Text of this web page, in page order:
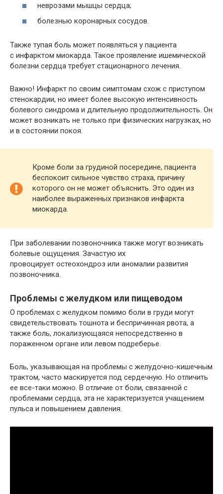
неврозами мышцы сердца;
болезнью коронарных сосудов.
Также тупая боль может появляться у пациента
с инфарктом миокарда. Такое проявление ишемической
болезни сердца требует стационарного лечения.
Важно! Инфаркт по своим симптомам схож с приступом
стенокардии, но имеет более высокую интенсивность
болевого синдрома и длительную продолжительность. Он
может возникать не только при физических нагрузках, но
и в состоянии покоя.
Кроме боли за грудиной посередине, пациента
беспокоит сильное чувство страха, причину
которого он не может объяснить. Это один из
наиболее выраженных признаков инфаркта
миокарда.
При заболевании позвоночника также могут возникать
болевые ощущения. Зачастую их
провоцирует остеохондроз или аномалии развития
позвоночника.
Проблемы с желудком или пищеводом
О проблемах с желудком помимо боли в груди могут
свидетельствовать тошнота и беспричинная рвота, а
также боль, локализующаяся непосредственно в
пораженном органе или левом подреберье.
Боль, указывающая на проблемы с желудочно-кишечным
трактом, часто маскируется под сердечную. Но отличить
ее все-таки можно. В отличие от боли, связанной с
проблемами сердца, эта не характеризуется учащением
пульса и повышением давления.